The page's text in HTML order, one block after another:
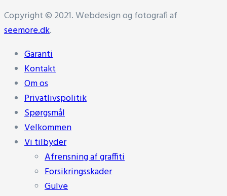
Copyright © 2021. Webdesign og fotografi af
seemore.dk.
Garanti
Kontakt
Om os
Privatlivspolitik
Spørgsmål
Velkommen
Vi tilbyder
Afrensning af graffiti
Forsikringsskader
Gulve